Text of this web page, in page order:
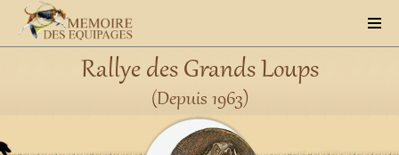
Rallye des Grands Loups
(Depuis 1963)